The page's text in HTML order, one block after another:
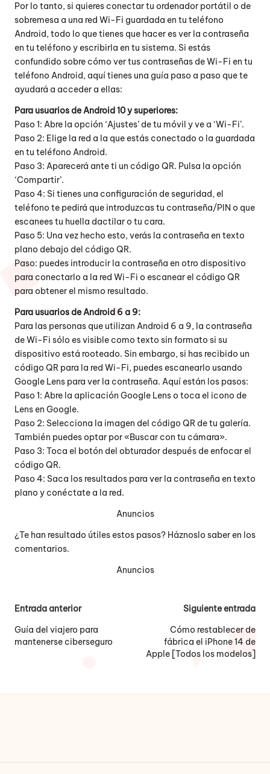
Por lo tanto, si quieres conectar tu ordenador portátil o de
sobremesa a una red Wi-Fi guardada en tu teléfono
Android, todo lo que tienes que hacer es ver la contraseña
en tu teléfono y escribirla en tu sistema. Si estás
confundido sobre cómo ver tus contraseñas de Wi-Fi en tu
teléfono Android, aquí tienes una guía paso a paso que te
ayudará a acceder a ellas:
Para usuarios de Android 10 y superiores:
Paso 1: Abre la opción ‘Ajustes’ de tu móvil y ve a ‘Wi-Fi’.
Paso 2: Elige la red a la que estás conectado o la guardada
en tu teléfono Android.
Paso 3: Aparecerá ante ti un código QR. Pulsa la opción
‘Compartir’.
Paso 4: Si tienes una configuración de seguridad, el
teléfono te pedirá que introduzcas tu contraseña/PIN o que
escanees tu huella dactilar o tu cara.
Paso 5: Una vez hecho esto, verás la contraseña en texto
plano debajo del código QR.
Paso: puedes introducir la contraseña en otro dispositivo
para conectarlo a la red Wi-Fi o escanear el código QR
para obtener el mismo resultado.
Para usuarios de Android 6 a 9:
Para las personas que utilizan Android 6 a 9, la contraseña
de Wi-Fi sólo es visible como texto sin formato si su
dispositivo está rooteado. Sin embargo, si has recibido un
código QR para la red Wi-Fi, puedes escanearlo usando
Google Lens para ver la contraseña. Aquí están los pasos:
Paso 1: Abre la aplicación Google Lens o toca el icono de
Lens en Google.
Paso 2: Selecciona la imagen del código QR de tu galería.
También puedes optar por «Buscar con tu cámara».
Paso 3: Toca el botón del obturador después de enfocar el
código QR.
Paso 4: Saca los resultados para ver la contraseña en texto
plano y conéctate a la red.
Anuncios
¿Te han resultado útiles estos pasos? Háznoslo saber en los
comentarios.
Anuncios
Navegación
de
entradas
Entrada anterior
Guía del viajero para
mantenerse ciberseguro
Siguiente entrada
Cómo restablecer de
fábrica el iPhone 14 de
Apple [Todos los modelos]